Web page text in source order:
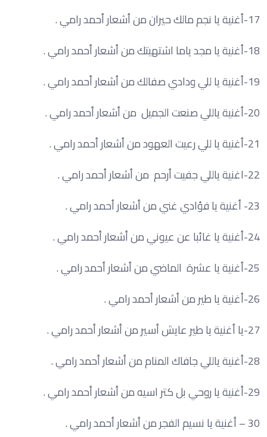
17-أغنية يا نجم مالك حيران من أشعار أحمد رامي .
18-أغنية يا مجد ياما اشتهيتك من أشعار أحمد رامي .
19-أغنية يا للي ودادي صفالك من أشعار أحمد رامي .
20-أغنية ياللي صنعت الجميل من أشعار أحمد رامي .
21-أغنية يا للي رعيت العهود من أشعار أحمد رامي .
22-اغنية ياللي جفيت أرحم من أشعار أحمد رامي .
23- أغنية يا فؤادي غني من أشعار أحمد رامي .
24-أغنية يا غائبا عن عيوني من أشعار أحمد رامي .
25-أغنية يا عشرة الماضي من أشعار أحمد رامي .
26-أغنية يا طير من أشعار أحمد رامي .
27-يا أغنية يا طير عايش أسير من أشعار أحمد رامي .
28-أغنية ياللي جافاك المنام من أشعار أحمد رامي .
29-أغنية يا روحي بل كتر اسيه من أشعار أحمد رامي .
30 – أغنية يا نسيم الفجر من أشعار أحمد رامي .